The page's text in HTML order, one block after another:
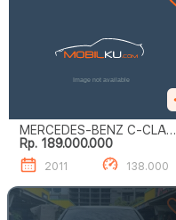
MERCEDES-BENZ C-CLASS
C200 CGI
Rp. 189.000.000
2011 138.000